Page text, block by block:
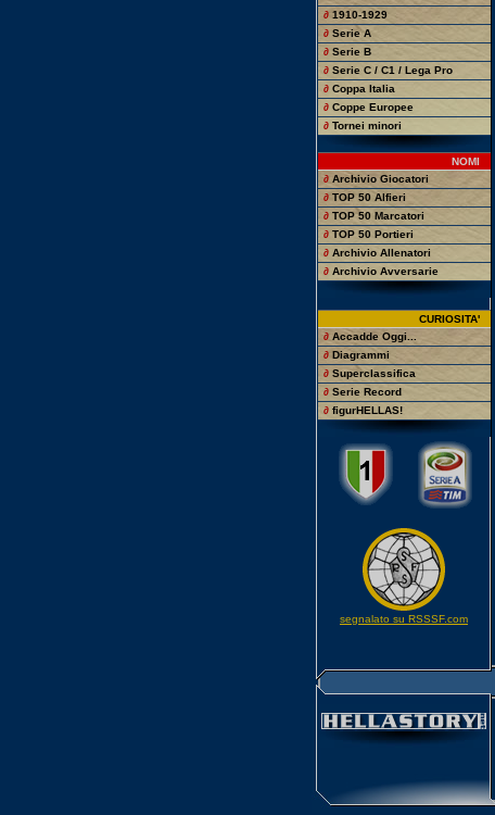
∂ 1910-1929
∂ Serie A
∂ Serie B
∂ Serie C / C1 / Lega Pro
∂ Coppa Italia
∂ Coppe Europee
∂ Tornei minori
NOMI
∂ Archivio Giocatori
∂ TOP 50 Alfieri
∂ TOP 50 Marcatori
∂ TOP 50 Portieri
∂ Archivio Allenatori
∂ Archivio Avversarie
CURIOSITA'
∂ Accadde Oggi...
∂ Diagrammi
∂ Superclassifica
∂ Serie Record
∂ figurHELLAS!
segnalato su RSSSF.com